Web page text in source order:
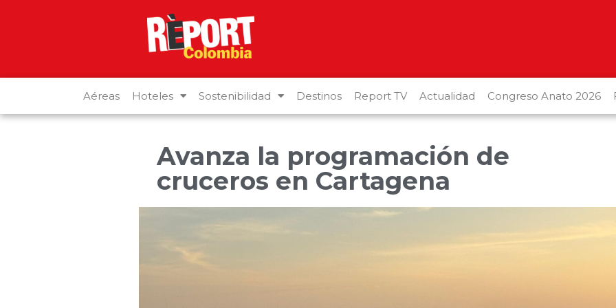
Aéreas Hoteles Sostenibilidad Destinos Report TV Actualidad Congreso Anato 2026
Avanza la programación de
cruceros en Cartagena